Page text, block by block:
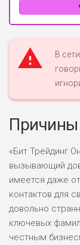
В
Причины
«Бит Трейдинг
вызывающий
имеется даже
контактов для
довольно
ключевых
честным